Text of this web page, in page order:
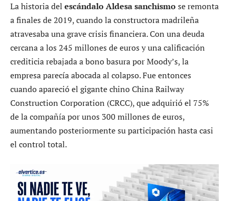
La historia del escándalo Aldesa sanchismo se remonta
a finales de 2019, cuando la constructora madrileña
atravesaba una grave crisis financiera. Con una deuda
cercana a los 245 millones de euros y una calificación
crediticia rebajada a bono basura por Moody’s, la
empresa parecía abocada al colapso. Fue entonces
cuando apareció el gigante chino China Railway
Construction Corporation (CRCC), que adquirió el 75%
de la compañía por unos 300 millones de euros,
aumentando posteriormente su participación hasta casi
el control total.